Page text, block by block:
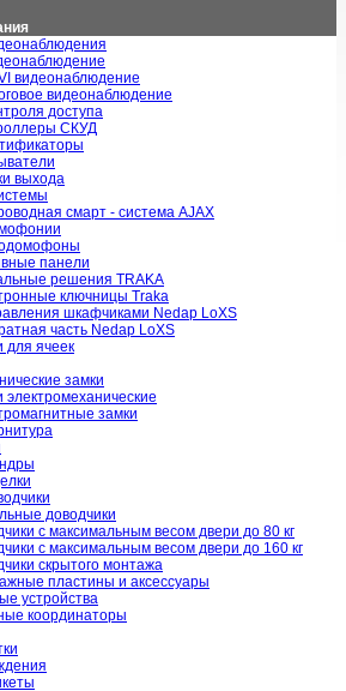
видеонаблюдение
видеонаблюдение
доступа
СКУД
выхода
смарт - система AJAX
панели
решения TRAKA
ключницы Traka
шкафчиками Nedap LoXS
часть Nedap LoXS
для ячеек
замки
электромеханические
замки
доводчики
с максимальным весом двери до 80 кг
с максимальным весом двери до 160 кг
скрытого монтажа
пластины и аксессуары
устройства
координаторы